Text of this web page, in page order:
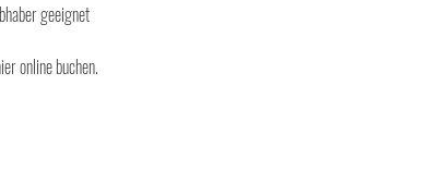
geeignet
online buchen.